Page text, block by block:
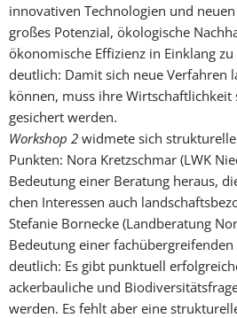
innovativen Technologien und
großes Potenzial, ökologische
ökonomische Effizienz in Einklang
deutlich: Damit sich neue Verfahren
können, muss ihre Wirtschaftlichkeit
gesichert werden.
Workshop 2 widmete sich
Punkten: Nora Kretzschmar (LWK
Bedeutung einer Beratung heraus,
chen Interessen auch
Stefanie Bornecke (Landberatung
Bedeutung einer
deut­lich: Es gibt punktuell
ackerbauliche und
werden. Es fehlt aber eine